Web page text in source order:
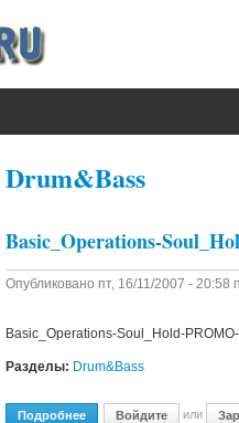
Drum&Bass
Basic_Operations-
Опубликовано пт, 16/11/2007 - 20:58
Basic_Operations-Soul_Hold-
Разделы: Drum&Bass
Подробнее О Basic_Operations-
Войдите или